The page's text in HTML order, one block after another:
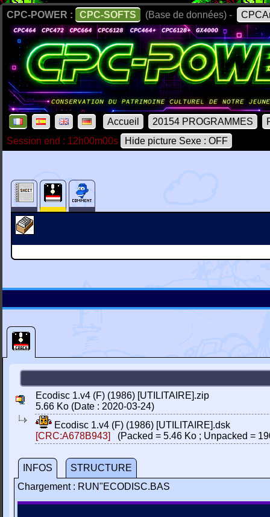
CPC-POWER : CPC-SOFTS (Base de données) -
Accueil 20154 PROGRAMMES
Session end : 12h00m00s
Hide picture Sexe : OFF
Ecodisc 1.v4 (F) (1986) [UTILITAIRE].zip
5.66 Ko (Date : 2020-03-24)
Ecodisc 1.v4 (F) (1986) [UTILITAIRE].dsk
[CRC:A678B943]
(Packed = 5.46 Ko ; Unpacked =
INFOS
STRUCTURE
Chargement : RUN"ECODISC.BAS